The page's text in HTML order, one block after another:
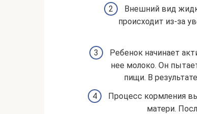
Внешний вид
происходит из-за
Ребенок начинает
нее молоко. Он
пищи. В
Процесс кормления
матери.